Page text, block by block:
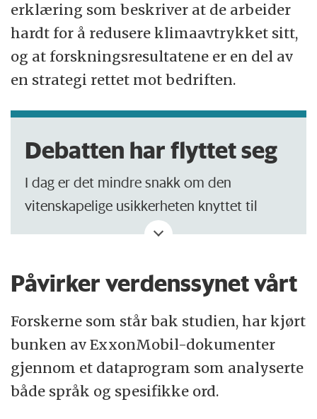
erklæring som beskriver at de arbeider
hardt for å redusere klimaavtrykket sitt,
og at forskningsresultatene er en del av
en strategi rettet mot bedriften.
Debatten har flyttet seg
I dag er det mindre snakk om den
vitenskapelige usikkerheten knyttet til
klimaendringene, mener forsker Esben
Han påpeker to andre måter oljeselskaper
bruker til å avlede oppmerksomheten:
1) Hvor plasserer man ansvaret? Hos
individet eller strukturelt?
Påvirker verdenssynet vårt
Forskerne som står bak studien, har kjørt
bunken av ExxonMobil-dokumenter
gjennom et dataprogram som analyserte
både språk og spesifikke ord.